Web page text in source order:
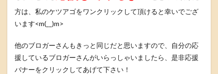
方は、私のケツアゴをワンクリックして頂けると幸いでござ
います<m(__)m>
他のブロガーさんもきっと同じだと思いますので、自分の応
援しているブロガーさんがいらっしゃいましたら、是非応援
バナーをクリックしてあげて下さい！